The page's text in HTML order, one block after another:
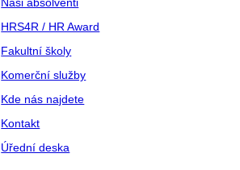
HRS4R / HR Award
Fakultní školy
Komerční služby
Kde nás najdete
Kontakt
Úřední deska